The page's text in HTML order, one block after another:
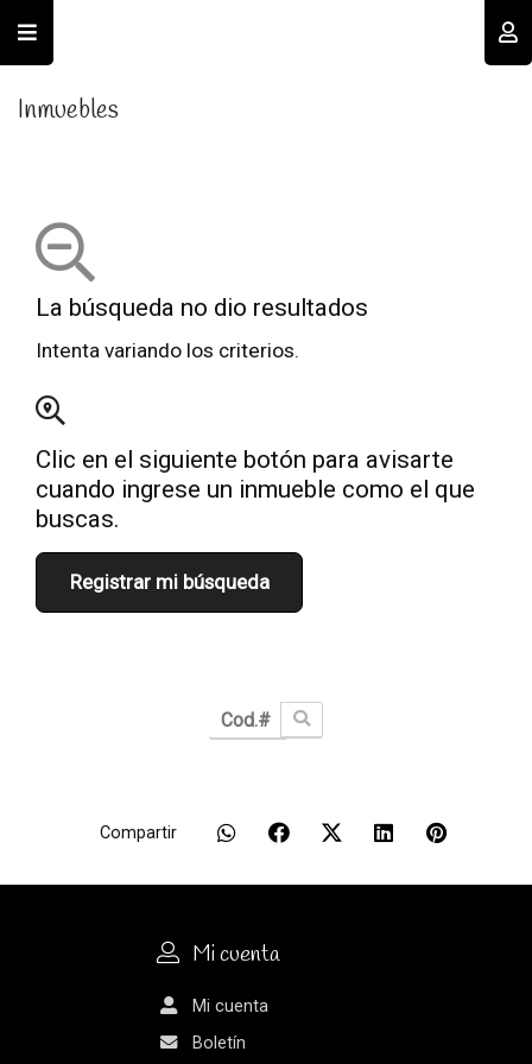
Recordar datos
Olvidé mi clave Registro
Inmuebles
La búsqueda no dio resultados
Intenta variando los criterios.
Clic en el siguiente botón para avisarte
cuando ingrese un inmueble como el que
buscas.
Registrar mi búsqueda
Compartir
Mi cuenta
Mi cuenta
Boletín